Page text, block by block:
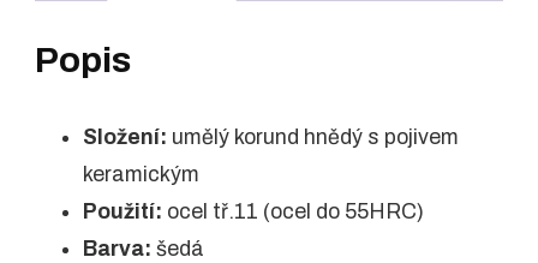
Popis
Složení: umělý korund hnědý s pojivem
keramickým
Použití: ocel tř.11 (ocel do 55HRC)
Barva: šedá